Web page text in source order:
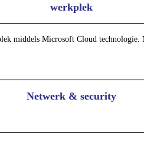
werkplek
middels Microsoft Cloud technologie.
Netwerk & security